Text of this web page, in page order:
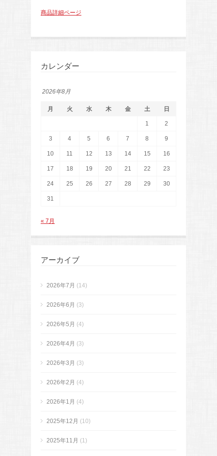
商品詳細ページ
カレンダー
2026年8月
月 火 水 木 金 土 日
1 2
3 4 5 6 7 8 9
10 11 12 13 14 15 16
17 18 19 20 21 22 23
24 25 26 27 28 29 30
31
« 7月
アーカイブ
2026年7月 (14)
2026年6月 (3)
2026年5月 (4)
2026年4月 (3)
2026年3月 (3)
2026年2月 (4)
2026年1月 (4)
2025年12月 (10)
2025年11月 (1)